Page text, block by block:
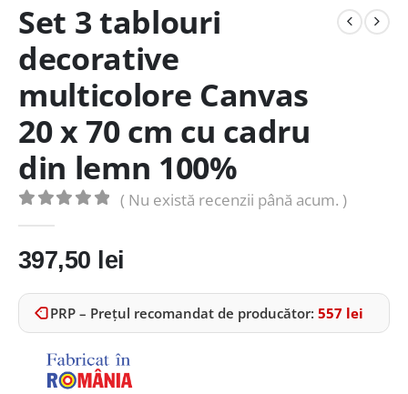
Set 3 tablouri
decorative
multicolore Canvas
20 x 70 cm cu cadru
din lemn 100%
( Nu există recenzii până acum. )
397,50 lei
PRP – Prețul recomandat de producător: 557 lei